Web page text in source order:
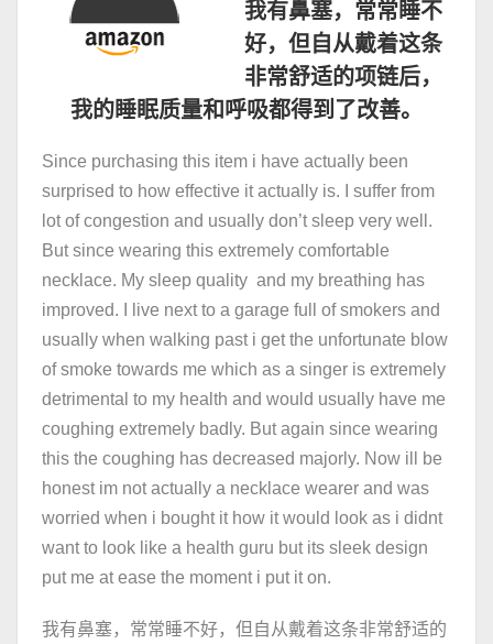
我有鼻塞，常常睡不
好，但自从戴着这条
非常舒适的项链后，
我的睡眠质量和呼吸都得到了改善。
Since purchasing this item i have actually been
surprised to how effective it actually is. I suffer from
lot of congestion and usually don’t sleep very well.
But since wearing this extremely comfortable
necklace. My sleep quality and my breathing has
improved. I live next to a garage full of smokers and
usually when walking past i get the unfortunate blow
of smoke towards me which as a singer is extremely
detrimental to my health and would usually have me
coughing extremely badly. But again since wearing
this the coughing has decreased majorly. Now ill be
honest im not actually a necklace wearer and was
worried when i bought it how it would look as i didnt
want to look like a health guru but its sleek design
put me at ease the moment i put it on.
我有鼻塞，常常睡不好，但自从戴着这条非常舒适的